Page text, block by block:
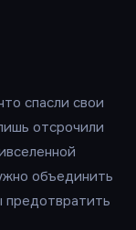
спасли свои
отсрочили
объединить
предотвратить